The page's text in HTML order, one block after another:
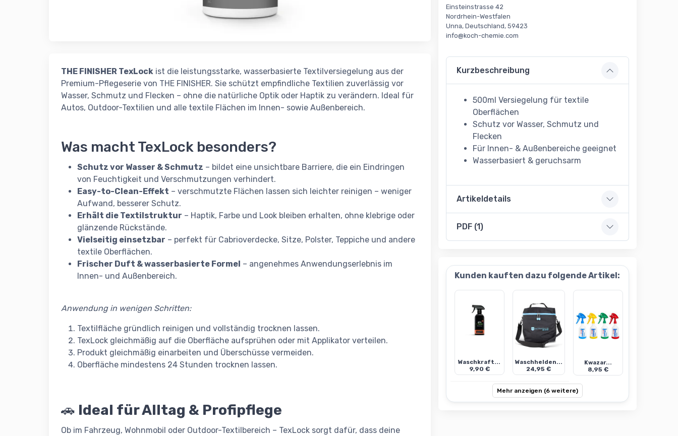
THE FINISHER TexLock ist die leistungsstarke, wasserbasierte Textilversiegelung aus der
Premium-Pflegeserie von THE FINISHER. Sie schützt empfindliche Textilien zuverlässig vor
Wasser, Schmutz und Flecken – ohne die natürliche Optik oder Haptik zu verändern. Ideal für
Autos, Outdoor-Textilien und alle textile Flächen im Innen- sowie Außenbereich.
Was macht TexLock besonders?
Schutz vor Wasser & Schmutz – bildet eine unsichtbare Barriere, die ein Eindringen
von Feuchtigkeit und Verschmutzungen verhindert.
Easy-to-Clean-Effekt – verschmutzte Flächen lassen sich leichter reinigen – weniger
Aufwand, besserer Schutz.
Erhält die Textilstruktur – Haptik, Farbe und Look bleiben erhalten, ohne klebrige oder
glänzende Rückstände.
Vielseitig einsetzbar – perfekt für Cabrioverdecke, Sitze, Polster, Teppiche und andere
textile Oberflächen.
Frischer Duft & wasserbasierte Formel – angenehmes Anwendungserlebnis im
Innen- und Außenbereich.
Anwendung in wenigen Schritten:
Textilfläche gründlich reinigen und vollständig trocknen lassen.
TexLock gleichmäßig auf die Oberfläche aufsprühen oder mit Applikator verteilen.
Produkt gleichmäßig einarbeiten und Überschüsse vermeiden.
Oberfläche mindestens 24 Stunden trocknen lassen.
🚗 Ideal für Alltag & Profipflege
Ob im Fahrzeug, Wohnmobil oder Outdoor-Textilbereich – TexLock sorgt dafür, dass deine
Einsteinstrasse 42
Nordrhein-Westfalen
Unna, Deutschland, 59423
info@koch-chemie.com
Kurzbeschreibung
500ml Versiegelung für textile
Oberflächen
Schutz vor Wasser, Schmutz und
Flecken
Für Innen- & Außenbereiche geeignet
Wasserbasiert & geruchsarm
Artikeldetails
PDF (1)
Kunden kauften dazu folgende Artikel:
Waschkraft...
9,90 €
Waschhelden...
24,95 €
Kwazar...
8,95 €
Mehr anzeigen (6 weitere)